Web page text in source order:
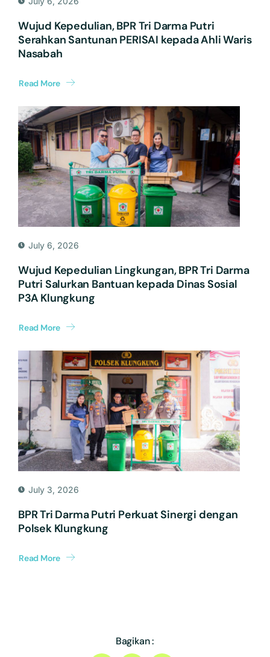
Wujud Kepedulian, BPR Tri Darma Putri
Serahkan Santunan PERISAI kepada Ahli Waris
Nasabah
Read More
July 6, 2026
Wujud Kepedulian Lingkungan, BPR Tri Darma
Putri Salurkan Bantuan kepada Dinas Sosial
P3A Klungkung
Read More
July 3, 2026
BPR Tri Darma Putri Perkuat Sinergi dengan
Polsek Klungkung
Read More
Bagikan :